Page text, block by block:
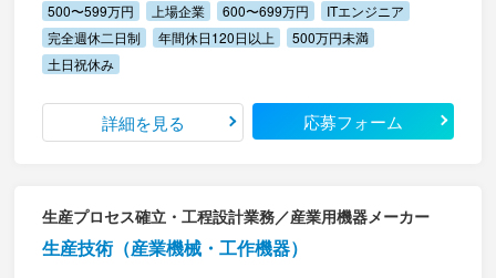
500〜599万円 上場企業 600〜699万円
ITエンジニア
完全週休二日制
年間休日120日以上
500万円未満
土日祝休み
詳細を見る 応募フォーム
生産プロセス確立・工程設計業務／産業用機器メーカー
生産技術（産業機械・工作機器）